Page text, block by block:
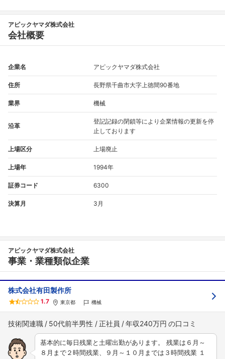
こちらの企業もフォローしませんか？
アピックヤマダ株式会社
会社概要
企業名 アピックヤマダ株式会社
住所 長野県千曲市大字上徳間90番地
業界 機械
沿革
登記記録の閉鎖等により企業情報の更新を停
止しております
上場区分 上場廃止
上場年 1994年
証券コード 6300
決算月 3月
アピックヤマダ株式会社
事業・業種類似企業
株式会社有田製作所
1.7 東京都 機械
技術関連職 50代前半男性 正社員 年収240万円
基本的に毎日残業と土曜出勤があります。 残業は６月～
８月まで２時間残業、９月～１０月までは３時間残業 １